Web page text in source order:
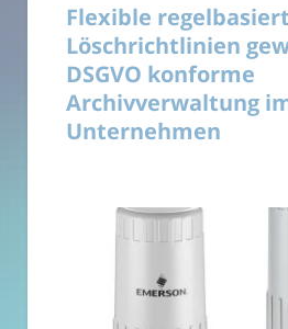
Flexible
Löschrichtlinien
DSGVO konforme
Archivverwaltung
Unternehmen